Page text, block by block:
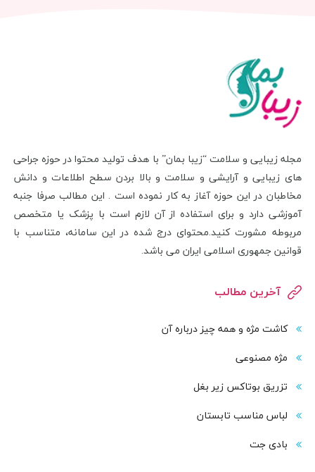
مجله زیبایی و سلامت “زیبا بمان” با هدف تولید محتوا در حوزه جراحی
های زیبایی و آرایشی و سلامت و بالا بردن سطح اطلاعات و دانش
مخاطبان در این حوزه آغاز به کار نموده است . این مطالب صرفا جنبه
آموزشی دارد و برای استفاده از آن لازم است با پزشک یا متخصص
مربوطه مشورت کنید.محتوای درج شده در این سامانه، متناسب با
قوانین جمهوری اسلامی ایران می باشد.
آخرین مطالب
کاشت مژه و همه چیز درباره آن
مژه مصنوعی
تزریق بوتاکس زیر بغل
لباس مناسب تابستان
بادی‌ جت